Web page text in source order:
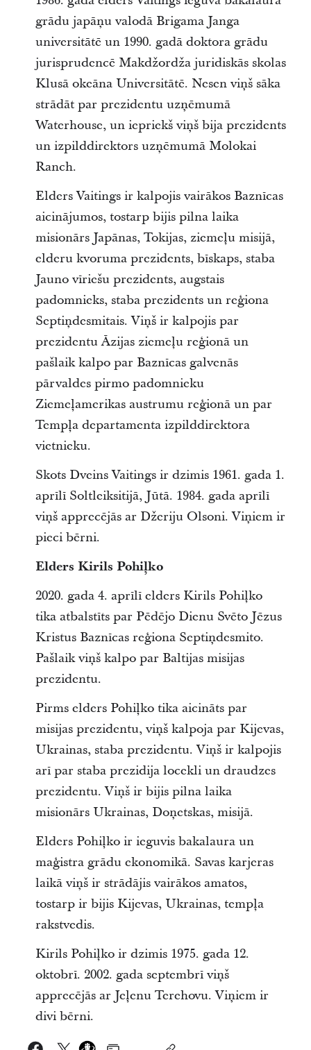
grādu japāņu valodā Brigama Janga
universitātē un 1990. gadā doktora grādu
jurisprudencē Makdžordža juridiskās skolas
Klusā okeāna Universitātē. Nesen viņš sāka
strādāt par prezidentu uzņēmumā
Waterhouse, un iepriekš viņš bija prezidents
un izpilddirektors uzņēmumā Molokai
Ranch.
Elders Vaitings ir kalpojis vairākos Baznīcas
aicinājumos, tostarp bijis pilna laika
misionārs Japānas, Tokijas, ziemeļu misijā,
elderu kvoruma prezidents, bīskaps, staba
Jauno vīriešu prezidents, augstais
padomnieks, staba prezidents un reģiona
Septiņdesmitais. Viņš ir kalpojis par
prezidentu Āzijas ziemeļu reģionā un
pašlaik kalpo par Baznīcas galvenās
pārvaldes pirmo padomnieku
Ziemeļamerikas austrumu reģionā un par
Tempļa departamenta izpilddirektora
vietnieku.
Skots Dveins Vaitings ir dzimis 1961. gada 1.
aprīlī Soltleiksitijā, Jūtā. 1984. gada aprīlī
viņš apprecējās ar Džeriju Olsoni. Viņiem ir
pieci bērni.
Elders Kirils Pohiļko
2020. gada 4. aprīlī elders Kirils Pohiļko
tika atbalstīts par Pēdējo Dienu Svēto Jēzus
Kristus Baznīcas reģiona Septiņdesmito.
Pašlaik viņš kalpo par Baltijas misijas
prezidentu.
Pirms elders Pohiļko tika aicināts par
misijas prezidentu, viņš kalpoja par Kijevas,
Ukrainas, staba prezidentu. Viņš ir kalpojis
arī par staba prezidija locekli un draudzes
prezidentu. Viņš ir bijis pilna laika
misionārs Ukrainas, Doņetskas, misijā.
Elders Pohiļko ir ieguvis bakalaura un
maģistra grādu ekonomikā. Savas karjeras
laikā viņš ir strādājis vairākos amatos,
tostarp ir bijis Kijevas, Ukrainas, tempļa
rakstvedis.
Kirils Pohiļko ir dzimis 1975. gada 12.
oktobrī. 2002. gada septembrī viņš
apprecējās ar Jeļenu Terehovu. Viņiem ir
divi bērni.